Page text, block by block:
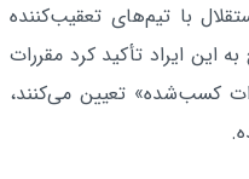
با تیم‌های تعقیب‌کننده
به این ایراد تأکید کرد مقررات
کسب‌شده» تعیین می‌کنند،